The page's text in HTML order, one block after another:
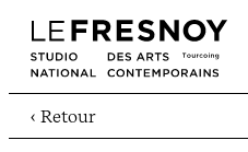
‹ Retour